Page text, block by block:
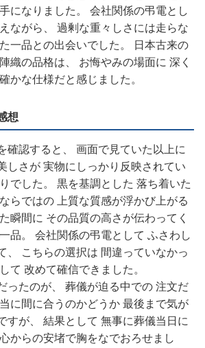
になりました。 会社関係の弔電とし
ながら、 過剰な重々しさには走らな
一品との出会いでした。 日本古来の
織の品格は、 お悔やみの場面に 深く
かな仕様だと感じました。
想
確認すると、 画面で見ていた以上に
しさが 実物にしっかり反映されてい
でした。 黒を基調とした 落ち着いた
らではの 上質な質感が浮かび上がる
瞬間に その品質の高さが伝わってく
品。 会社関係の弔電として ふさわし
、 こちらの選択は 間違っていなかっ
て 改めて確信できました。
ったのが、 葬儀が迫る中での 注文だ
に間に合うのかどうか 最後まで気が
すが、 結果として 無事に葬儀当日に
からの安堵で胸をなでおろせまし